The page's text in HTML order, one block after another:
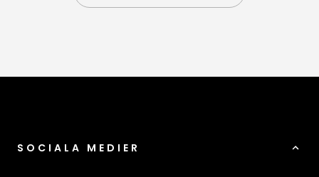
SOCIALA MEDIER